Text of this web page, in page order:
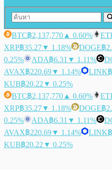
BTC฿2,137,770 ▲ 0.60%
XRP฿35.27▼ 1.18% DOGE฿
0.25%
ADA฿6.31 ▼ 1.11%
AVAX฿220.69▼ 1.14% LINK
KUB฿20.22 ▼ 0.25%
BTC฿2,137,770 ▲ 0.60%
XRP฿35.27▼ 1.18% DOGE฿
0.25%
ADA฿6.31 ▼ 1.11%
AVAX฿220.69▼ 1.14% LINK
KUB฿20.22 ▼ 0.25%